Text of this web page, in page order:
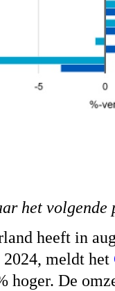
het
heeft in
2024, meldt het
hoger. De